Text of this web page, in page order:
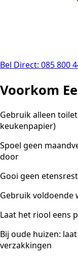
Bel Direct: 085 800
Voorkom
Gebruik alleen
keukenpapier)
Spoel geen
door
Gooi geen
Gebruik voldoende
Laat het riool eens
Bij oude huizen:
verzakkingen